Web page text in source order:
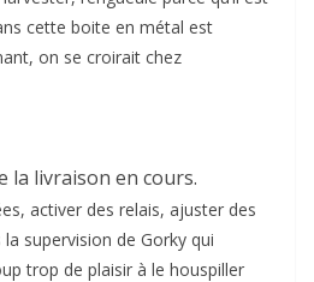
cette boite en métal est
on se croirait chez
la livraison en cours.
activer des relais, ajuster des
supervision de Gorky qui
trop de plaisir à le houspiller